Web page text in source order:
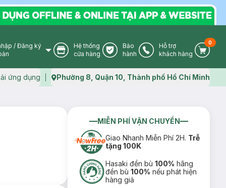
User Icon
/ Đăng ký
Store Icon
Hệ thống
cửa hàng
Warranty Icon
Bảo
hành
Phone Icon
Hỗ trợ
khách hàng
Cart
0
ứng dụng Map icon
Phường 8, Quận 10, Thành phố Hồ Chí Minh
MIỄN PHÍ VẬN CHUYỂN
Giao Nhanh Miễn Phí 2H. Trễ
tặng 100K
Hasaki đền bù100% hãng
đền bù100% nếu phát hiện
hàng giả